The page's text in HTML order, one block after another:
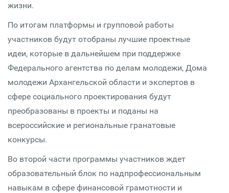
жизни.
По итогам платформы и групповой работы
участников будут отобраны лучшие проектные
идеи, которые в дальнейшем при поддержке
Федерального агентства по делам молодежи, Дома
молодежи Архангельской области и экспертов в
сфере социального проектирования будут
преобразованы в проекты и поданы на
всероссийские и региональные гранатовые
конкурсы.
Во второй части программы участников ждет
образовательный блок по надпрофессиональным
навыкам в сфере финансовой грамотности и